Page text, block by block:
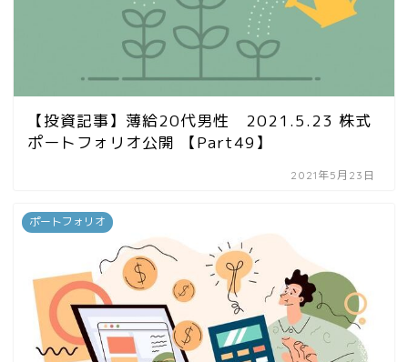
【投資記事】薄給20代男性 2021.5.23 株式
ポートフォリオ公開 【Part49】
2021年5月23日
ポートフォリオ